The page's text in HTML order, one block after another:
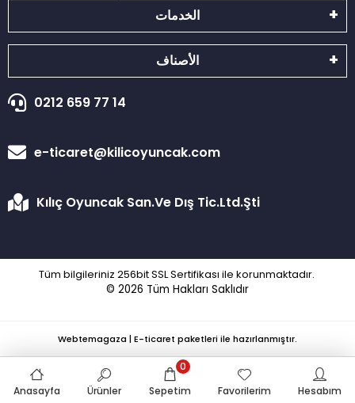
الخدمات
الأصناف
0212 659 77 14
e-ticaret@kilicoyuncak.com
Kılıç Oyuncak San.Ve Dış Tic.Ltd.Şti
Tüm bilgileriniz 256bit SSL Sertifikası ile korunmaktadır.
© 2026 Tüm Hakları Saklıdır
Anasayfa Ürünler Sepetim
0
Favorilerim
Hesabım
Webtemagaza | E-ticaret paketleri ile hazırlanmıştır.